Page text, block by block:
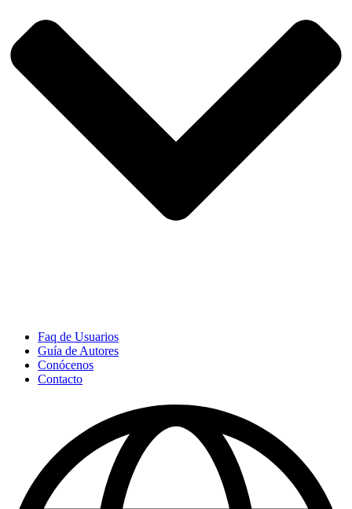
Faq de Usuarios
Guía de Autores
Conócenos
Contacto